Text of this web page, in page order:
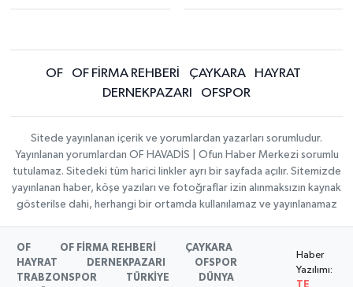
OF OF FİRMA REHBERİ ÇAYKARA
HAYRAT
DERNEKPAZARI
OFSPOR
Sitede yayınlanan içerik ve yorumlardan yazarları sorumludur.
Yayınlanan yorumlardan OF HAVADİS | Ofun Haber Merkezi sorumlu
tutulamaz. Sitedeki tüm harici linkler ayrı bir sayfada açılır. Sitemizde
yayınlanan haber, köşe yazıları ve fotoğraflar izin alınmaksızın kaynak
gösterilse dahi, herhangi bir ortamda kullanılamaz ve yayınlanamaz
OF OF FİRMA REHBERİ
ÇAYKARA
HAYRAT
DERNEKPAZARI
OFSPOR
TRABZONSPOR
TÜRKİYE DÜNYA
Haber
Yazılımı: